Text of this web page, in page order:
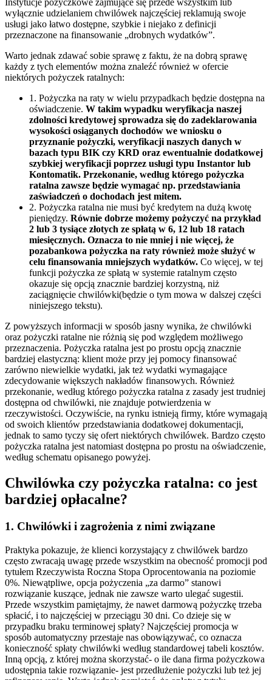
Instytucje pożyczkowe zajmujące się przede wszystkim lub
wyłącznie udzielaniem chwilówek najczęściej reklamują swoje
usługi jako łatwo dostępne, szybkie i niejako z definicji
przeznaczone na finansowanie „drobnych wydatków”.
Warto jednak zdawać sobie sprawę z faktu, że na dobrą sprawę
każdy z tych elementów można znaleźć również w ofercie
niektórych pożyczek ratalnych:
1. Pożyczka na raty w wielu przypadkach będzie dostępna na
oświadczenie. W takim wypadku weryfikacja naszej
zdolności kredytowej sprowadza się do zadeklarowania
wysokości osiąganych dochodów we wniosku o
przyznanie pożyczki, weryfikacji naszych danych w
bazach typu BIK czy KRD oraz ewentualnie dodatkowej
szybkiej weryfikacji poprzez usługi typu Instantor lub
Kontomatik. Przekonanie, według którego pożyczka
ratalna zawsze będzie wymagać np. przedstawiania
zaświadczeń o dochodach jest mitem.
2. Pożyczka ratalna nie musi być kredytem na dużą kwotę
pieniędzy. Równie dobrze możemy pożyczyć na przykład
2 lub 3 tysiące złotych ze spłatą w 6, 12 lub 18 ratach
miesięcznych. Oznacza to nie mniej i nie więcej, że
pozabankowa pożyczka na raty również może służyć w
celu finansowania mniejszych wydatków. Co więcej, w tej
funkcji pożyczka ze spłatą w systemie ratalnym często
okazuje się opcją znacznie bardziej korzystną, niż
zaciągnięcie chwilówki(będzie o tym mowa w dalszej części
niniejszego tekstu).
Z powyższych informacji w sposób jasny wynika, że chwilówki
oraz pożyczki ratalne nie różnią się pod względem możliwego
przeznaczenia. Pożyczka ratalna jest po prostu opcją znacznie
bardziej elastyczną: klient może przy jej pomocy finansować
zarówno niewielkie wydatki, jak też wydatki wymagające
zdecydowanie większych nakładów finansowych. Również
przekonanie, według którego pożyczka ratalna z zasady jest trudniej
dostępna od chwilówki, nie znajduje potwierdzenia w
rzeczywistości. Oczywiście, na rynku istnieją firmy, które wymagają
od swoich klientów przedstawiania dodatkowej dokumentacji,
jednak to samo tyczy się ofert niektórych chwilówek. Bardzo często
pożyczka ratalna jest natomiast dostępna po prostu na oświadczenie,
według schematu opisanego powyżej.
Chwilówka czy pożyczka ratalna: co jest
bardziej opłacalne?
1. Chwilówki i zagrożenia z nimi związane
Praktyka pokazuje, że klienci korzystający z chwilówek bardzo
często zwracają uwagę przede wszystkim na obecność promocji pod
tytułem Rzeczywista Roczna Stopa Oprocentowania na poziomie
0%. Niewątpliwe, opcja pożyczenia „za darmo” stanowi
rozwiązanie kuszące, jednak nie zawsze warto ulegać sugestii.
Przede wszystkim pamiętajmy, że nawet darmową pożyczkę trzeba
spłacić, i to najczęściej w przeciągu 30 dni. Co dzieje się w
przypadku braku terminowej spłaty? Najczęściej promocja w
sposób automatyczny przestaje nas obowiązywać, co oznacza
konieczność spłaty chwilówki według standardowej tabeli kosztów.
Inną opcją, z której można skorzystać- o ile dana firma pożyczkowa
udostępnia takie rozwiązanie- jest przedłużenie pożyczki lub też jej